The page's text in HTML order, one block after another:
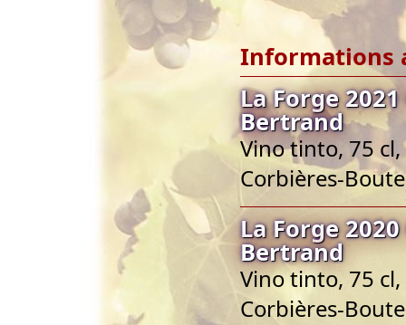
Informations
La Forge
Bertrand
Vino tinto, 75
Corbières-
La Forge
Bertrand
Vino tinto, 75
Corbières-